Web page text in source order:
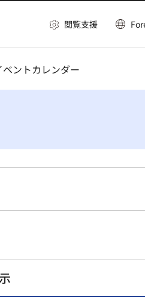
閲覧支援
ベントカレンダー